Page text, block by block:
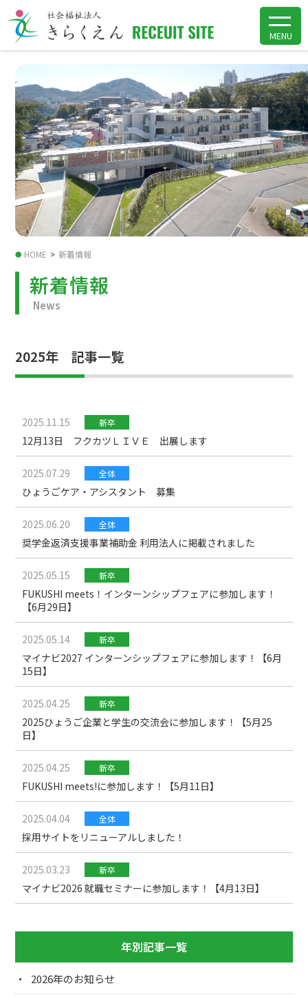
● HOME > 新着情報
新着情報
News
2025年 記事一覧
2025.11.15 新卒
12月13日 フクカツＬＩＶＥ 出展します
2025.07.29 全体
ひょうごケア・アシスタント 募集
2025.06.20 全体
奨学金返済支援事業補助金 利用法人に掲載されました
2025.05.15 新卒
FUKUSHI meets！インターンシップフェアに参加します！
【6月29日】
2025.05.14 新卒
マイナビ2027 インターンシップフェアに参加します！【6月
15日】
2025.04.25 新卒
2025ひょうご企業と学生の交流会に参加します！【5月25
日】
2025.04.25 新卒
FUKUSHI meets!に参加します！【5月11日】
2025.04.04 全体
採用サイトをリニューアルしました！
2025.03.23 新卒
マイナビ2026 就職セミナーに参加します！【4月13日】
年別記事一覧
2026